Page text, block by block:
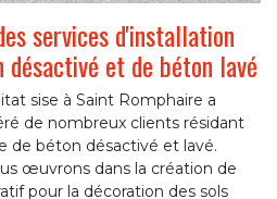
services d'installation
désactivé et de béton lavé
sise à Saint Romphaire a
de nombreux clients résidant
de béton désactivé et lavé.
œuvrons dans la création de
pour la décoration des sols